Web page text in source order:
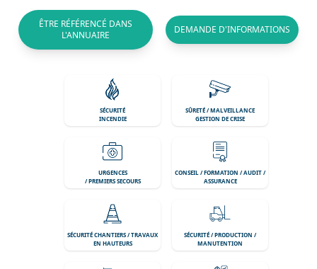
ÊTRE RÉFÉRENCÉ DANS
L'ANNUAIRE
DEMANDE D'INFORMATIONS
SÉCURITÉ
INCENDIE
SÛRETÉ / MALVEILLANCE
GESTION DE CRISE
URGENCES
/ PREMIERS SECOURS
CONSEIL / FORMATION / AUDIT /
ASSURANCE
SÉCURITÉ CHANTIERS / TRAVAUX
EN HAUTEURS
SÉCURITÉ / PRODUCTION /
MANUTENTION